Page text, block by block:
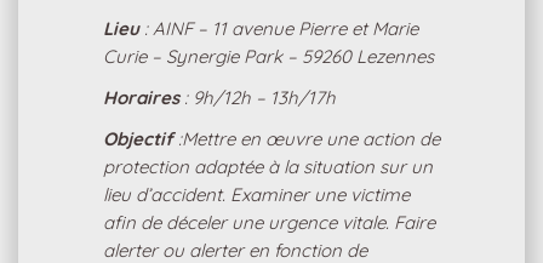
Lieu: AINF – 11 avenue Pierre et Marie
Curie – Synergie Park – 59260 Lezennes
Horaires: 9h/12h – 13h/17h
Objectif:Mettre en œuvre une action de
protection adaptée à la situation sur un
lieu d’accident. Examiner une victime
afin de déceler une urgence vitale. Faire
alerter ou alerter en fonction de